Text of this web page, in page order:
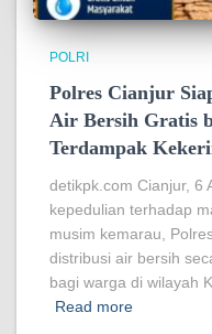
POLRI
Polres Cianjur
Air Bersih Gratis
Terdampak
detikpk.com Cianjur, 6
kepedulian terhadap
musim kemarau,
distribusi air bersih
bagi warga di wilayah
Read more